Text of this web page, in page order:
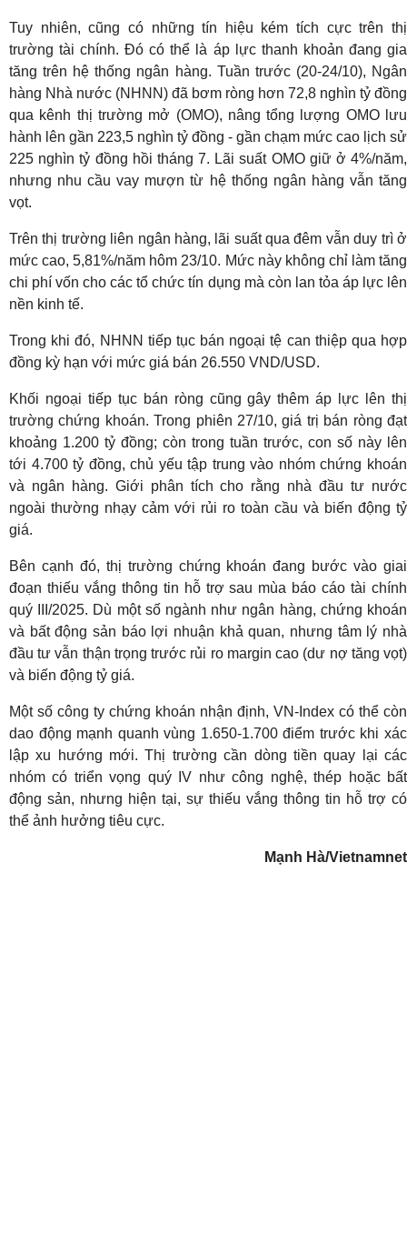
Tuy nhiên, cũng có những tín hiệu kém tích cực trên thị
trường tài chính. Đó có thể là áp lực thanh khoản đang gia
tăng trên hệ thống ngân hàng. Tuần trước (20-24/10), Ngân
hàng Nhà nước (NHNN) đã bơm ròng hơn 72,8 nghìn tỷ đồng
qua kênh thị trường mở (OMO), nâng tổng lượng OMO lưu
hành lên gần 223,5 nghìn tỷ đồng - gần chạm mức cao lịch sử
225 nghìn tỷ đồng hồi tháng 7. Lãi suất OMO giữ ở 4%/năm,
nhưng nhu cầu vay mượn từ hệ thống ngân hàng vẫn tăng
vọt.
Trên thị trường liên ngân hàng, lãi suất qua đêm vẫn duy trì ở
mức cao, 5,81%/năm hôm 23/10. Mức này không chỉ làm tăng
chi phí vốn cho các tổ chức tín dụng mà còn lan tỏa áp lực lên
nền kinh tế.
Trong khi đó, NHNN tiếp tục bán ngoại tệ can thiệp qua hợp
đồng kỳ hạn với mức giá bán 26.550 VND/USD.
Khối ngoại tiếp tục bán ròng cũng gây thêm áp lực lên thị
trường chứng khoán. Trong phiên 27/10, giá trị bán ròng đạt
khoảng 1.200 tỷ đồng; còn trong tuần trước, con số này lên
tới 4.700 tỷ đồng, chủ yếu tập trung vào nhóm chứng khoán
và ngân hàng. Giới phân tích cho rằng nhà đầu tư nước
ngoài thường nhạy cảm với rủi ro toàn cầu và biến động tỷ
giá.
Bên cạnh đó, thị trường chứng khoán đang bước vào giai
đoạn thiếu vắng thông tin hỗ trợ sau mùa báo cáo tài chính
quý III/2025. Dù một số ngành như ngân hàng, chứng khoán
và bất động sản báo lợi nhuận khả quan, nhưng tâm lý nhà
đầu tư vẫn thận trọng trước rủi ro margin cao (dư nợ tăng vọt)
và biến động tỷ giá.
Một số công ty chứng khoán nhận định, VN-Index có thể còn
dao động mạnh quanh vùng 1.650-1.700 điểm trước khi xác
lập xu hướng mới. Thị trường cần dòng tiền quay lại các
nhóm có triển vọng quý IV như công nghệ, thép hoặc bất
động sản, nhưng hiện tại, sự thiếu vắng thông tin hỗ trợ có
thể ảnh hưởng tiêu cực.
Mạnh Hà/Vietnamnet